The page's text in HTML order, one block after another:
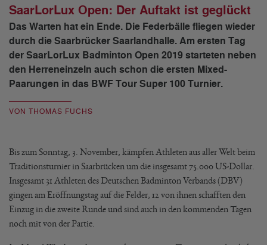
SaarLorLux Open: Der Auftakt ist geglückt
Das Warten hat ein Ende. Die Federbälle fliegen wieder
durch die Saarbrücker Saarlandhalle. Am ersten Tag
der SaarLorLux Badminton Open 2019 starteten neben
den Herreneinzeln auch schon die ersten Mixed-
Paarungen in das BWF Tour Super 100 Turnier.
VON THOMAS FUCHS
Bis zum Sonntag, 3. November, kämpfen Athleten aus aller Welt beim
Traditionsturnier in Saarbrücken um die insgesamt 75.000 US-Dollar.
Insgesamt 31 Athleten des Deutschen Badminton Verbands (DBV)
gingen am Eröffnungstag auf die Felder, 12 von ihnen schafften den
Einzug in die zweite Runde und sind auch in den kommenden Tagen
noch mit von der Partie.